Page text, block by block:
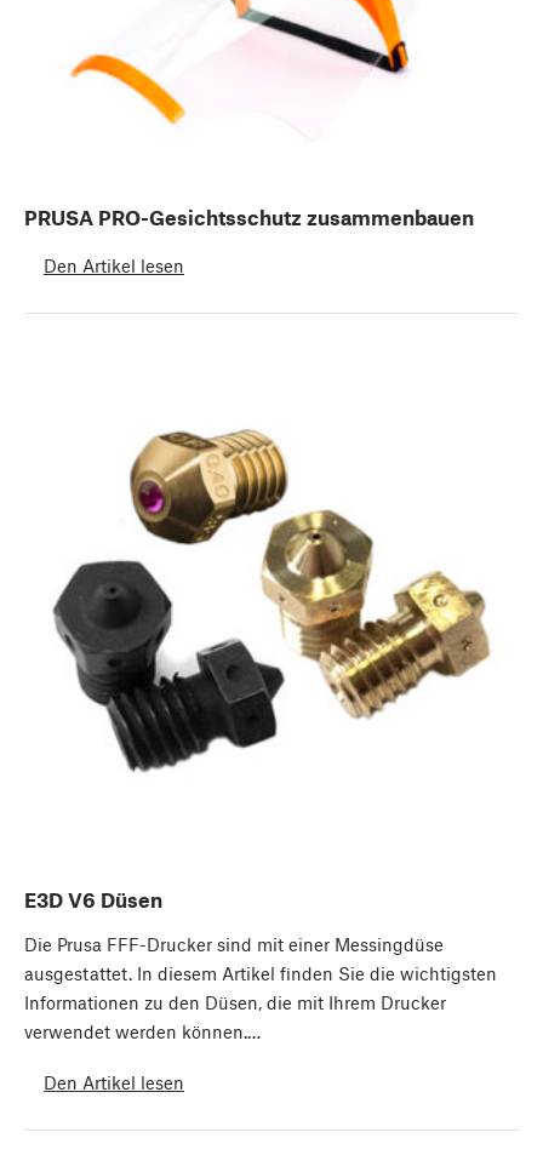
PRUSA PRO-Gesichtsschutz zusammenbauen
Den Artikel lesen
E3D V6 Düsen
Die Prusa FFF-Drucker sind mit einer Messingdüse
ausgestattet. In diesem Artikel finden Sie die wichtigsten
Informationen zu den Düsen, die mit Ihrem Drucker
verwendet werden können.…
Den Artikel lesen